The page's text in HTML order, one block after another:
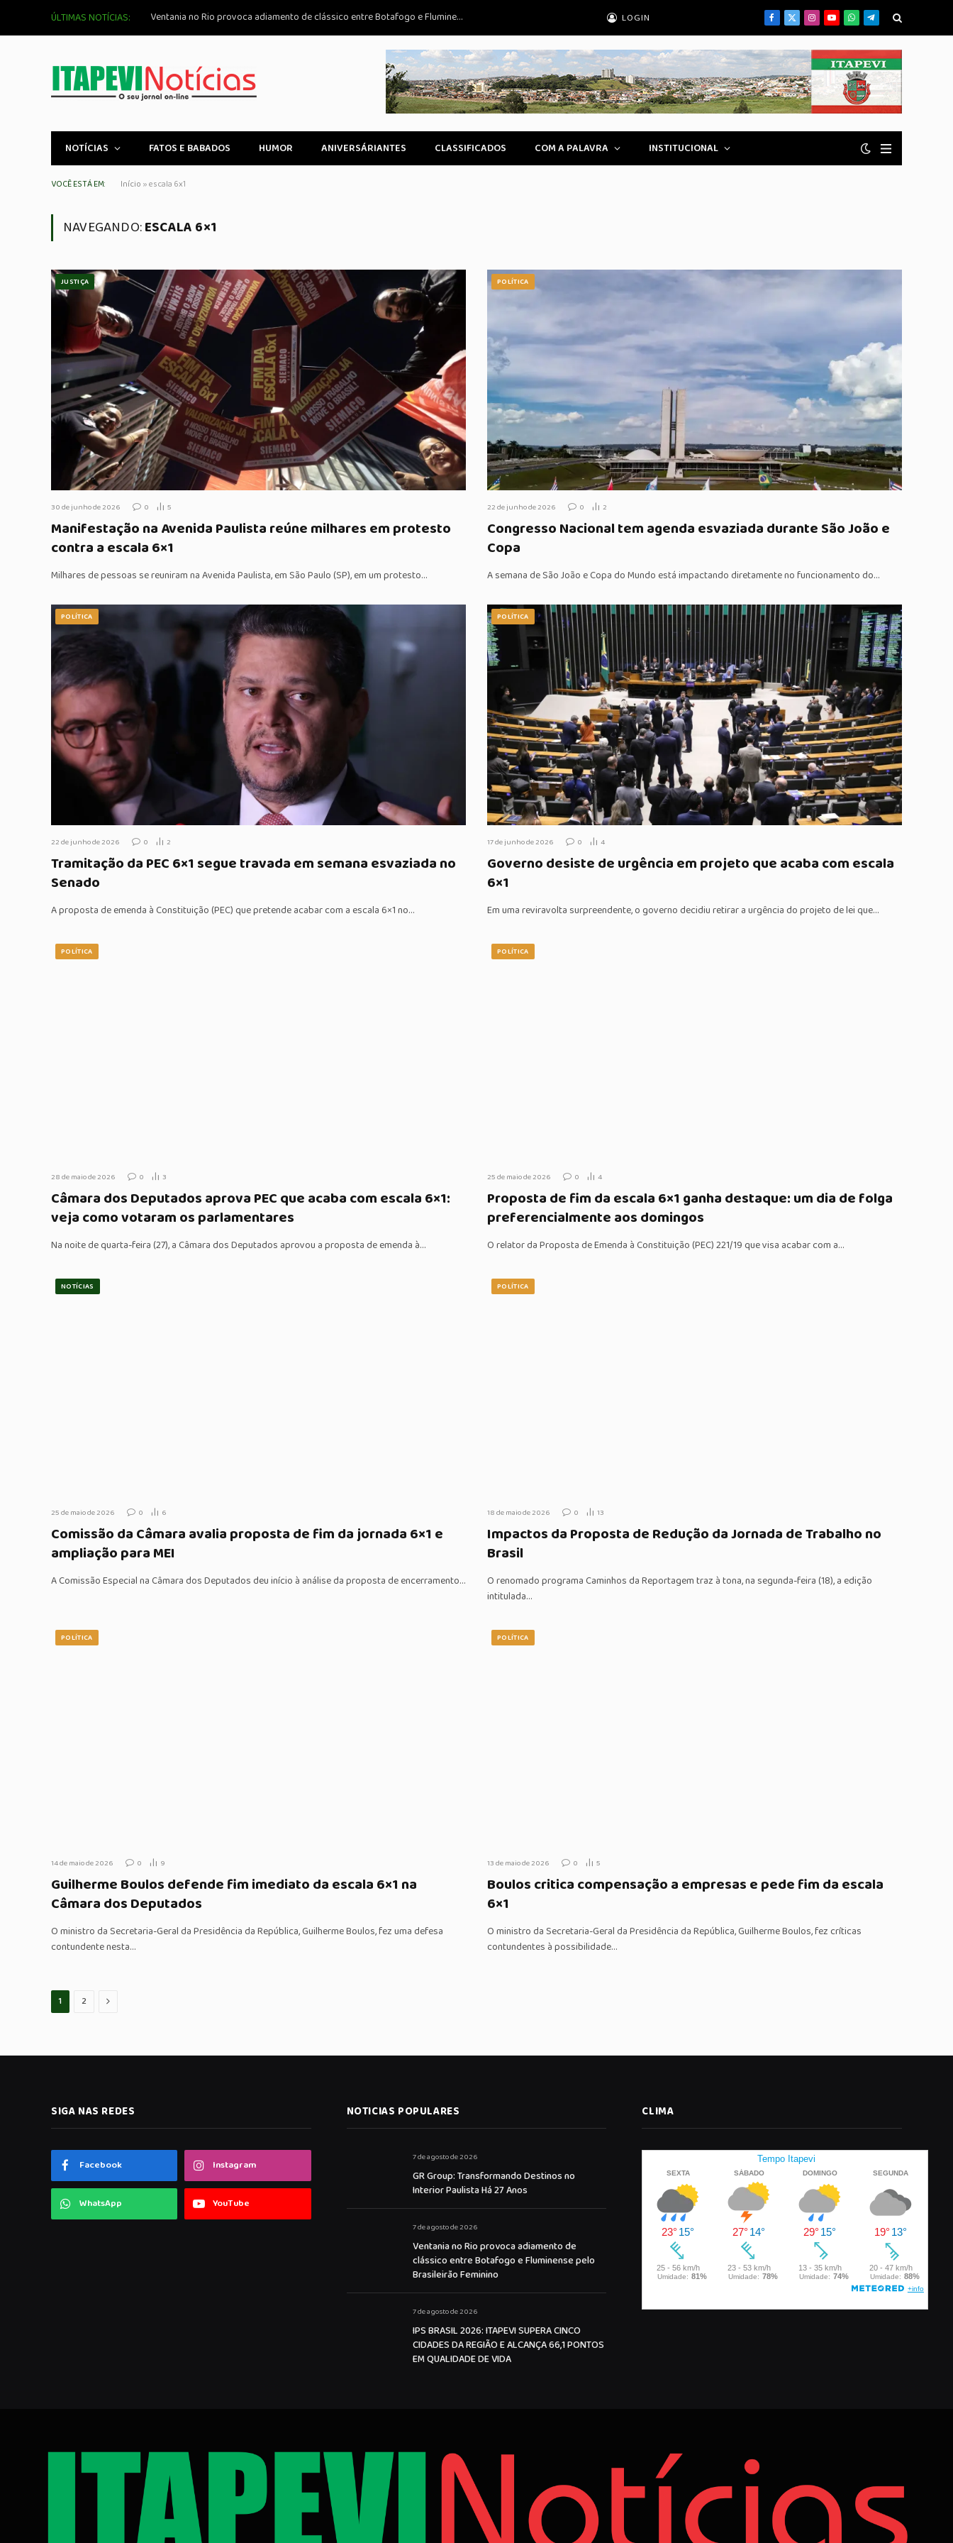
ÚLTIMAS NOTÍCIAS: Ventania no Rio provoca adiamento de clássico entre Botafogo e Fluminense pelo Brasileirão Feminino LOGIN Facebook
X
(Twitter)
Instagram
YouTubeWhatsApp
Telegrama
NOTÍCIAS FATOS E BABADOS HUMOR ANIVERSÁRIANTES CLASSIFICADOS COM A PALAVRA INSTITUCIONAL
VOCÊ ESTÁ EM: Início »escala 6x1
NAVEGANDO:ESCALA 6×1
JUSTIÇA
30 de junho de 2026 0 5
Manifestação na Avenida Paulista reúne milhares em protesto
contra a escala 6×1
Milhares de pessoas se reuniram na Avenida Paulista, em São Paulo (SP), em um protesto…
POLÍTICA
22 de junho de 2026 0 2
Congresso Nacional tem agenda esvaziada durante São João e
Copa
A semana de São João e Copa do Mundo está impactando diretamente no funcionamento do…
POLÍTICA
22 de junho de 2026 0 2
Tramitação da PEC 6×1 segue travada em semana esvaziada no
Senado
A proposta de emenda à Constituição (PEC) que pretende acabar com a escala 6×1 no…
POLÍTICA
17 de junho de 2026 0 4
Governo desiste de urgência em projeto que acaba com escala
6×1
Em uma reviravolta surpreendente, o governo decidiu retirar a urgência do projeto de lei que…
POLÍTICA
28 de maio de 2026 0 3
Câmara dos Deputados aprova PEC que acaba com escala 6×1:
veja como votaram os parlamentares
Na noite de quarta-feira (27), a Câmara dos Deputados aprovou a proposta de emenda à…
POLÍTICA
25 de maio de 2026 0 4
Proposta de fim da escala 6×1 ganha destaque: um dia de folga
preferencialmente aos domingos
O relator da Proposta de Emenda à Constituição (PEC) 221/19 que visa acabar com a…
NOTÍCIAS
25 de maio de 2026 0 6
Comissão da Câmara avalia proposta de fim da jornada 6×1 e
ampliação para MEI
A Comissão Especial na Câmara dos Deputados deu início à análise da proposta de encerramento…
POLÍTICA
18 de maio de 2026 0 13
Impactos da Proposta de Redução da Jornada de Trabalho no
Brasil
O renomado programa Caminhos da Reportagem traz à tona, na segunda-feira (18), a edição
intitulada…
POLÍTICA
14 de maio de 2026 0 9
Guilherme Boulos defende fim imediato da escala 6×1 na
Câmara dos Deputados
O ministro da Secretaria-Geral da Presidência da República, Guilherme Boulos, fez uma defesa
contundente nesta…
POLÍTICA
13 de maio de 2026 0 5
Boulos critica compensação a empresas e pede fim da escala
6×1
O ministro da Secretaria-Geral da Presidência da República, Guilherme Boulos, fez críticas
contundentes à possibilidade…
1 2 Proximo
SIGA NAS REDES
Facebook Instagram
WhatsApp YouTube
NOTICIAS POPULARES
7 de agosto de 2026
GR Group: Transformando Destinos no
Interior Paulista Há 27 Anos
7 de agosto de 2026
Ventania no Rio provoca adiamento de
clássico entre Botafogo e Fluminense pelo
Brasileirão Feminino
7 de agosto de 2026
IPS BRASIL 2026: ITAPEVI SUPERA CINCO
CIDADES DA REGIÃO E ALCANÇA 66,1 PONTOS
EM QUALIDADE DE VIDA
CLIMA